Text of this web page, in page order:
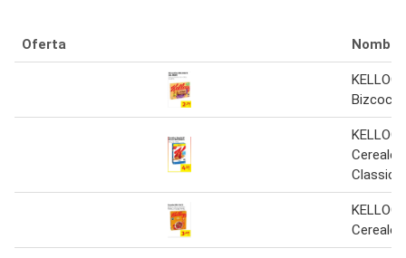
Oferta Nombre
Classic